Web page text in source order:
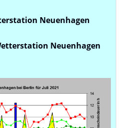
Neuenhagen
Neuenhagen